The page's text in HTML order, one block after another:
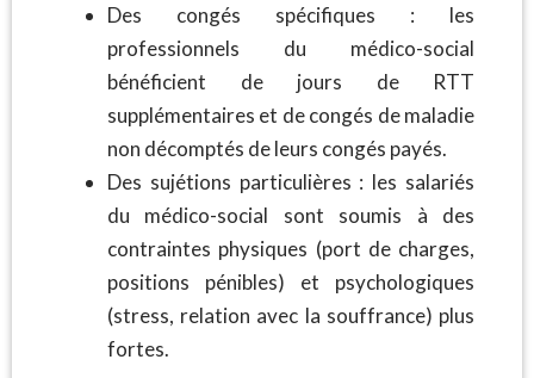
Des congés spécifiques : les
professionnels du médico-social
bénéficient de jours de RTT
supplémentaires et de congés de maladie
non décomptés de leurs congés payés.
Des sujétions particulières : les salariés
du médico-social sont soumis à des
contraintes physiques (port de charges,
positions pénibles) et psychologiques
(stress, relation avec la souffrance) plus
fortes.